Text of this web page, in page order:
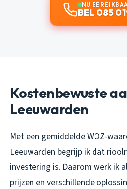
NU
BEL 085
Kostenbewuste
Leeuwarden
Met een gemiddelde WOZ-
Leeuwarden begrijp ik dat
investering is. Daarom werk ik
prijzen en verschillende